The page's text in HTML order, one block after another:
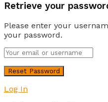
Retrieve your
Please enter your
your password.
Log In